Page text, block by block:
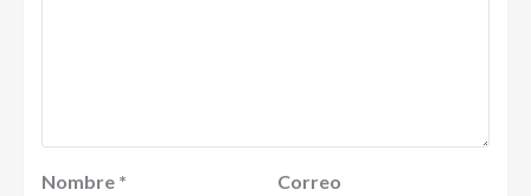
Nombre *
Correo